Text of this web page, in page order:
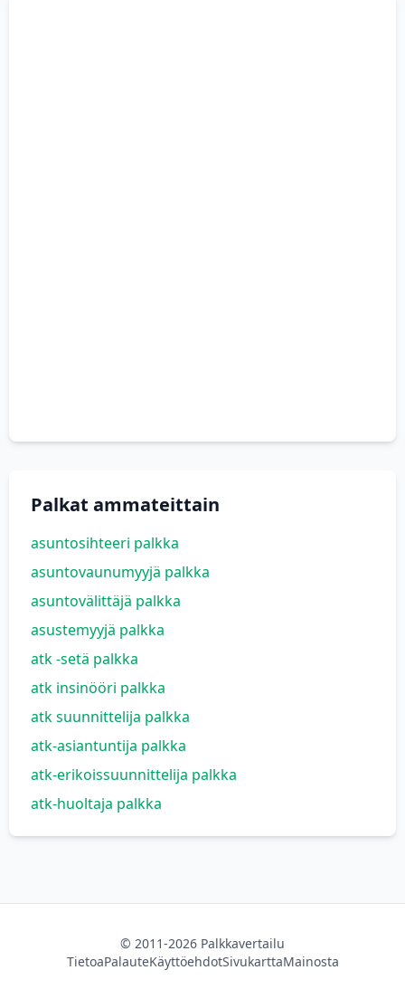
Palkat ammateittain
asuntosihteeri palkka
asuntovaunumyyjä palkka
asuntovälittäjä palkka
asustemyyjä palkka
atk -setä palkka
atk insinööri palkka
atk suunnittelija palkka
atk-asiantuntija palkka
atk-erikoissuunnittelija palkka
atk-huoltaja palkka
© 2011-2026 Palkkavertailu
TietoaPalauteKäyttöehdotSivukarttaMainosta